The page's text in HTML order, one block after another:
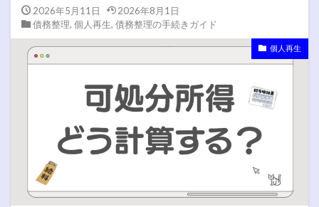
2026年5月11日
2026年8月1日
債務整理, 個人再生, 債務整理の手続きガイド
個人再生